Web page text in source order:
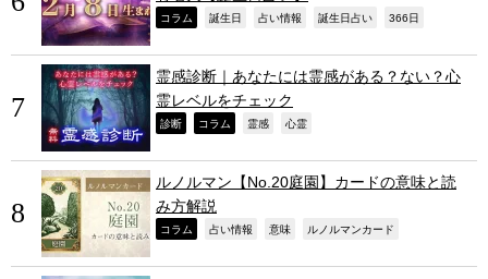
コラム 誕生日 占い情報 誕生日占い 366日
霊感診断｜あなたには霊感がある？ない？心
霊レベルをチェック
診断 コラム 霊感 心霊
ルノルマン【No.20庭園】カードの意味と読
み方解説
コラム 占い情報 意味 ルノルマンカード